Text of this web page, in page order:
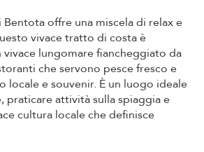
Bentota offre una miscela di relax e
vivace tratto di costa è
vivace lungomare fiancheggiato da
che servono pesce fresco e
locale e souvenir. È un luogo ideale
praticare attività sulla spiaggia e
cultura locale che definisce